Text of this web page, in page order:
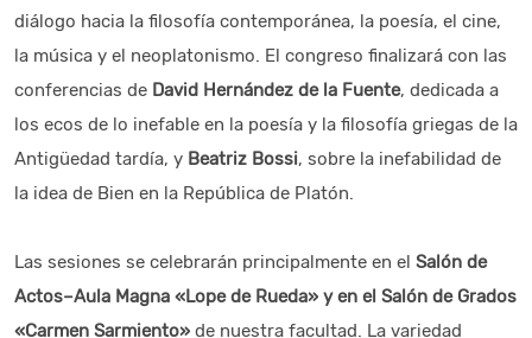
diálogo hacia la filosofía contemporánea, la poesía, el cine,
la música y el neoplatonismo. El congreso finalizará con las
conferencias de David Hernández de la Fuente, dedicada a
los ecos de lo inefable en la poesía y la filosofía griegas de la
Antigüedad tardía, y Beatriz Bossi, sobre la inefabilidad de
la idea de Bien en la República de Platón.
Las sesiones se celebrarán principalmente en el Salón de
Actos–Aula Magna «Lope de Rueda» y en el Salón de Grados
«Carmen Sarmiento»de nuestra facultad. La variedad